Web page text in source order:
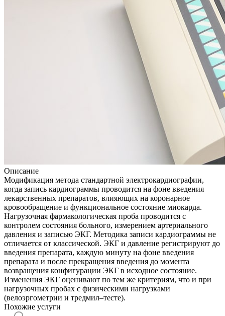
Описание
Модификация метода стандартной электрокардиографии,
когда запись кардиограммы проводится на фоне введения
лекарственных препаратов, влияющих на коронарное
кровообращение и функциональное состояние миокарда.
Нагрузочная фармакологическая проба проводится с
контролем состояния больного, измерением артериального
давления и записью ЭКГ. Методика записи кардиограммы не
отличается от классической. ЭКГ и давление регистрируют до
введения препарата, каждую минуту на фоне введения
препарата и после прекращения введения до момента
возвращения конфигурации ЭКГ в исходное состояние.
Изменения ЭКГ оценивают по тем же критериям, что и при
нагрузочных пробах с физическими нагрузками
(велоэргометрии и тредмил–тесте).
Похожие услуги